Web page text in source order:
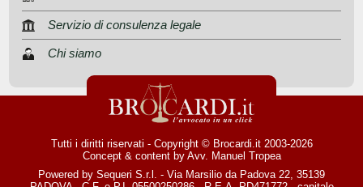
Servizio di consulenza legale
Chi siamo
Tutti i diritti riservati - Copyright © Brocardi.it 2003-2026
Concept & content by Avv. Manuel Tropea
Powered by Sequeri S.r.l. - Via Marsilio da Padova 22, 35139